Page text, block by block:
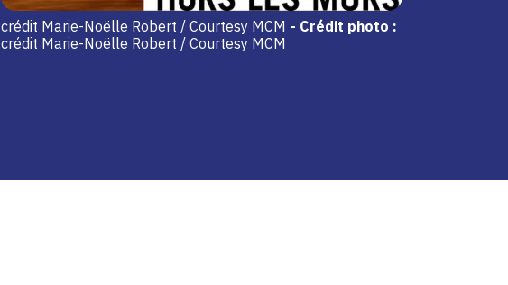
crédit Marie-Noëlle Robert / Courtesy MCM - Crédit photo :
crédit Marie-Noëlle Robert / Courtesy MCM